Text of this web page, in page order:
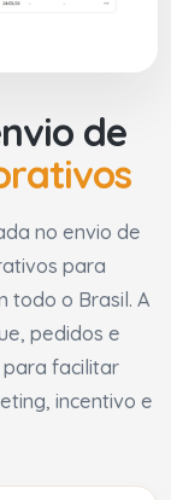
de
no envio de
para
todo o Brasil. A
pedidos e
para facilitar
incentivo e